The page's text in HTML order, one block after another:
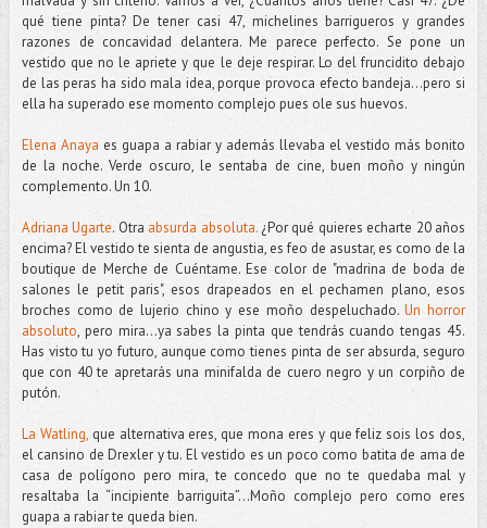
qué tiene pinta? De tener casi 47, michelines barrigueros y grandes
razones de concavidad delantera. Me parece perfecto. Se pone un
vestido que no le apriete y que le deje respirar. Lo del fruncidito debajo
de las peras ha sido mala idea, porque provoca efecto bandeja...pero si
ella ha superado ese momento complejo pues ole sus huevos.
Elena Anaya es guapa a rabiar y además llevaba el vestido más bonito
de la noche. Verde oscuro, le sentaba de cine, buen moño y ningún
complemento. Un 10.
Adriana Ugarte. Otra absurda absoluta.¿Por qué quieres echarte 20 años
encima? El vestido te sienta de angustia, es feo de asustar, es como de la
boutique de Merche de Cuéntame. Ese color de "madrina de boda de
salones le petit paris", esos drapeados en el pechamen plano, esos
broches como de lujerio chino y ese moño despeluchado.Un horror
absoluto, pero mira...ya sabes la pinta que tendrás cuando tengas 45.
Has visto tu yo futuro, aunque como tienes pinta de ser absurda, seguro
que con 40 te apretarás una minifalda de cuero negro y un corpiño de
putón.
La Watling,que alternativa eres, que mona eres y que feliz sois los dos,
el cansino de Drexler y tu. El vestido es un poco como batita de ama de
casa de polígono pero mira, te concedo que no te quedaba mal y
resaltaba la “incipiente barriguita”…Moño complejo pero como eres
guapa a rabiar te queda bien.